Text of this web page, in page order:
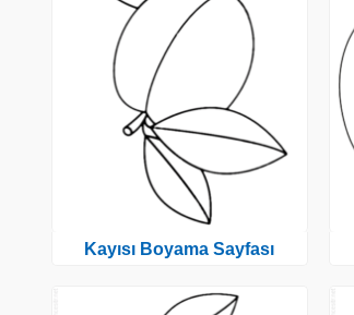
Kayısı Boyama Sayfası